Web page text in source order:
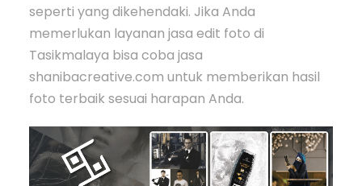
seperti yang dikehendaki. Jika Anda
memerlukan layanan jasa edit foto di
Tasikmalaya bisa coba jasa
shanibacreative.com untuk memberikan hasil
foto terbaik sesuai harapan Anda.